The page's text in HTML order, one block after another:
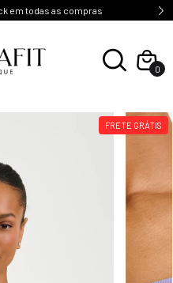
em todas as compras
0
FRETE GRÁTIS